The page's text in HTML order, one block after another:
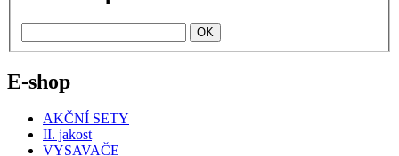
E-shop
AKČNÍ SETY
II. jakost
VYSAVAČE